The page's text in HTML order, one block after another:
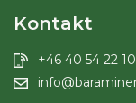
Kontakt
+46 40 54 22 10